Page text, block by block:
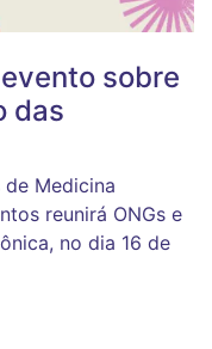
sobre
das
Medicina
reunirá ONGs e
no dia 16 de